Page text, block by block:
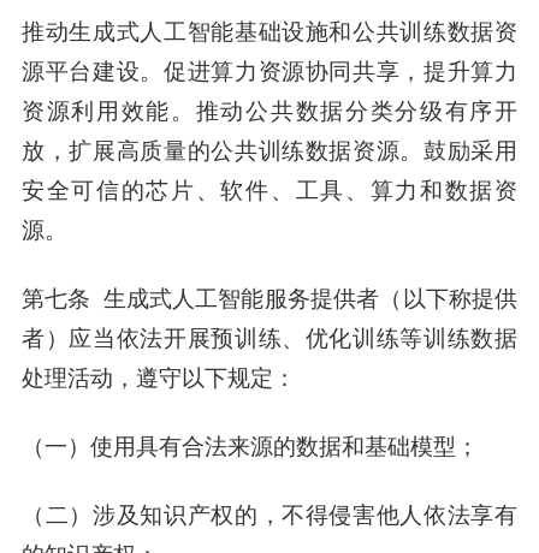
推动生成式人工智能基础设施和公共训练数据资
源平台建设。促进算力资源协同共享，提升算力
资源利用效能。推动公共数据分类分级有序开
放，扩展高质量的公共训练数据资源。鼓励采用
安全可信的芯片、软件、工具、算力和数据资
源。
第七条 生成式人工智能服务提供者（以下称提供
者）应当依法开展预训练、优化训练等训练数据
处理活动，遵守以下规定：
（一）使用具有合法来源的数据和基础模型；
（二）涉及知识产权的，不得侵害他人依法享有